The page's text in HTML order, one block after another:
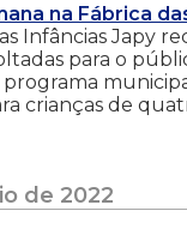
na Fábrica
Infâncias Japy
para o
programa
crianças de
de 2022